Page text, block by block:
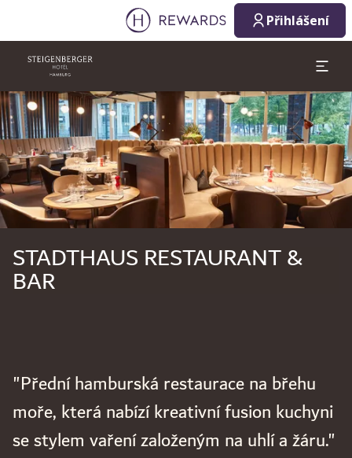
Přihlášení
Sklíčko 1 z 1
STADTHAUS RESTAURANT &
BAR
"Přední hamburská restaurace na břehu
moře, která nabízí kreativní fusion kuchyni
se stylem vaření založeným na uhlí a žáru."